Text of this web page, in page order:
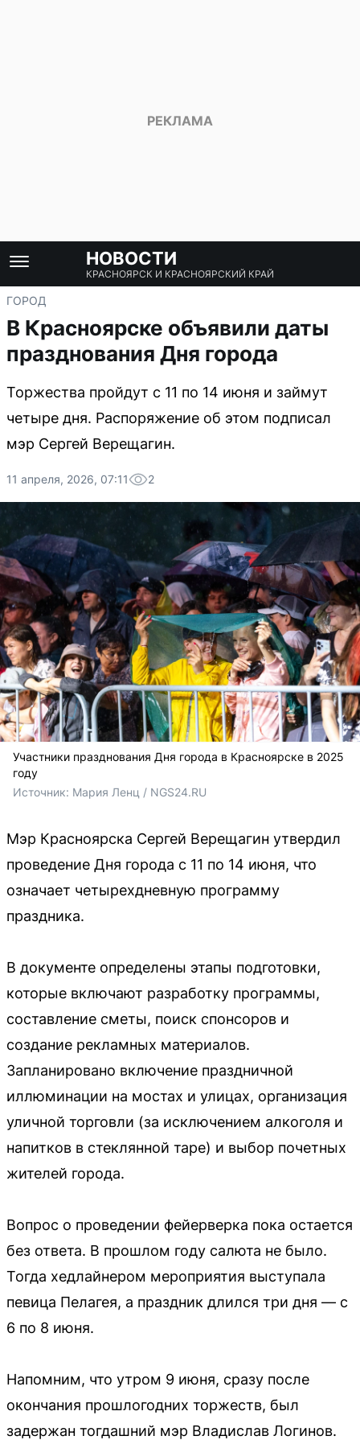
НОВОСТИ
КРАСНОЯРСК И КРАСНОЯРСКИЙ КРАЙ
ГОРОД
В Красноярске объявили даты
празднования Дня города
Торжества пройдут с 11 по 14 июня и займут
четыре дня. Распоряжение об этом подписал
мэр Сергей Верещагин.
11 апреля, 2026, 07:11 2
Участники празднования Дня города в Красноярске в 2025
году
Источник: Мария Ленц / NGS24.RU
Мэр Красноярска Сергей Верещагин утвердил
проведение Дня города с 11 по 14 июня, что
означает четырехдневную программу
праздника.
В документе определены этапы подготовки,
которые включают разработку программы,
составление сметы, поиск спонсоров и
создание рекламных материалов.
Запланировано включение праздничной
иллюминации на мостах и улицах, организация
уличной торговли (за исключением алкоголя и
напитков в стеклянной таре) и выбор почетных
жителей города.
Вопрос о проведении фейерверка пока остается
без ответа. В прошлом году салюта не было.
Тогда хедлайнером мероприятия выступала
певица Пелагея, а праздник длился три дня — с
6 по 8 июня.
Напомним, что утром 9 июня, сразу после
окончания прошлогодних торжеств, был
задержан тогдашний мэр Владислав Логинов.